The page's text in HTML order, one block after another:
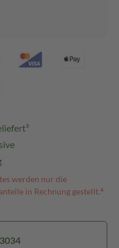
werden nur die
in Rechnung gestellt.⁴